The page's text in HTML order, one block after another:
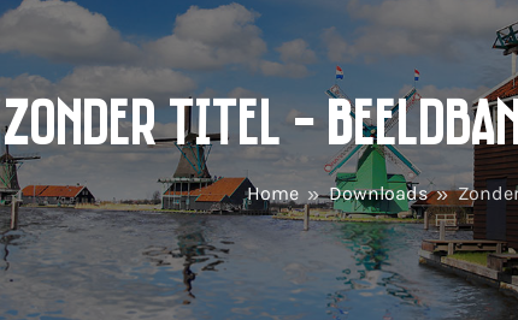
Zonder titel -
Home Downloads